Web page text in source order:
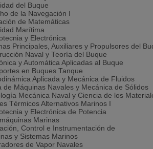
del Buque
de la Navegación I
de Matemáticas
Marítima
y Electrónica
Principales, Auxiliares y Propulsores del
Naval y Teoría del Buque
y Automática Aplicadas al Buque
en Buques Tanque
Aplicada y Mecánica de Fluidos
de Máquinas Navales y Mecánica de Sólidos
Mecánica Naval y Ciencia de los
Térmicos Alternativos Marinos I
y Electrónica de Potencia
Marinas
Control e Instrumentación de
y Sistemas Marinos
de Vapor Navales